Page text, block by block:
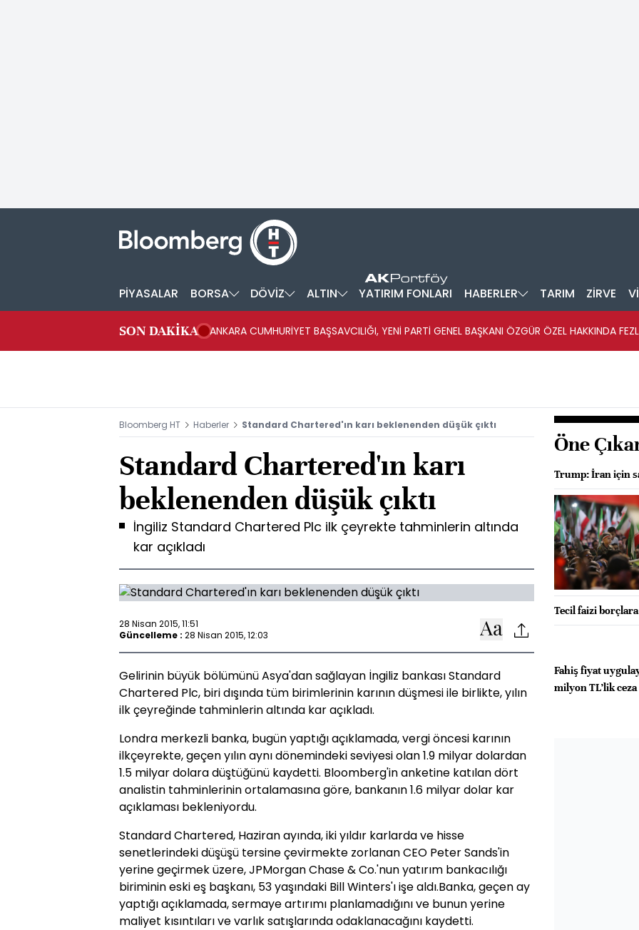
PİYASALAR BORSA DÖVİZ ALTIN YATIRIM FONLARI HABERLER TARIM ZİRVE
SON DAKİKA
ANKARA CUMHURİYET BAŞSAVCILIĞI, YENİ PARTİ GENEL BAŞKANI ÖZGÜR ÖZEL HAKKINDA
Bloomberg HT Haberler Standard Chartered'ın karı beklenenden düşük çıktı
Standard Chartered'ın karı
beklenenden düşük çıktı
İngiliz Standard Chartered Plc ilk çeyrekte tahminlerin altında
kar açıkladı
28 Nisan 2015, 11:51
Güncelleme : 28 Nisan 2015, 12:03
Gelirinin büyük bölümünü Asya'dan sağlayan İngiliz bankası Standard
Chartered Plc, biri dışında tüm birimlerinin karının düşmesi ile birlikte, yılın
ilk çeyreğinde tahminlerin altında kar açıkladı.
Londra merkezli banka, bugün yaptığı açıklamada, vergi öncesi karının
ilkçeyrekte, geçen yılın aynı dönemindeki seviyesi olan 1.9 milyar dolardan
1.5 milyar dolara düştüğünü kaydetti. Bloomberg'in anketine katılan dört
analistin tahminlerinin ortalamasına göre, bankanın 1.6 milyar dolar kar
açıklaması bekleniyordu.
Standard Chartered, Haziran ayında, iki yıldır karlarda ve hisse
senetlerindeki düşüşü tersine çevirmekte zorlanan CEO Peter Sands'in
yerine geçirmek üzere, JPMorgan Chase & Co.'nun yatırım bankacılığı
biriminin eski eş başkanı, 53 yaşındaki Bill Winters'ı işe aldı.Banka, geçen ay
yaptığı açıklamada, sermaye artırımı planlamadığını ve bunun yerine
maliyet kısıntıları ve varlık satışlarında odaklanacağını kaydetti.
Öne
Trump: İran için
Tecil faizi
Fahiş fiyat
milyon TL’lik ceza